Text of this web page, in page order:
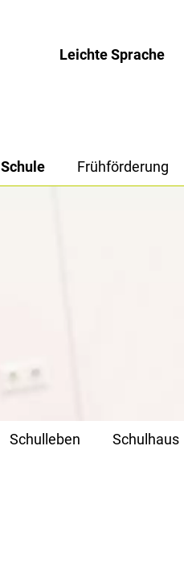
Leichte Sprache
Schule Frühförderung
Schulleben Schulhaus